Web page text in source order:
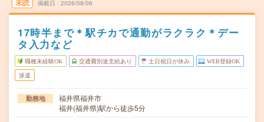
未読 掲載日 2026/08/06
17時半まで＊駅チカで通勤がラクラク＊デー
タ入力など
職種未経験OK 交通費別途支給あり 土日祝日が休み WEB登録OK
派遣
勤務地
福井県福井市
福井(福井県)駅から徒歩5分